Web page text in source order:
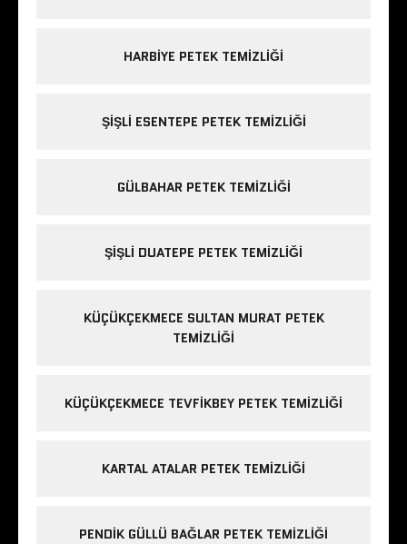
HARBIYE PETEK TEMIZLIĞI
ŞIŞLI ESENTEPE PETEK TEMIZLIĞI
GÜLBAHAR PETEK TEMIZLIĞI
ŞIŞLI DUATEPE PETEK TEMIZLIĞI
KÜÇÜKÇEKMECE SULTAN MURAT PETEK
TEMIZLIĞI
KÜÇÜKÇEKMECE TEVFIKBEY PETEK TEMIZLIĞI
KARTAL ATALAR PETEK TEMIZLIĞI
PENDIK GÜLLÜ BAĞLAR PETEK TEMIZLIĞI